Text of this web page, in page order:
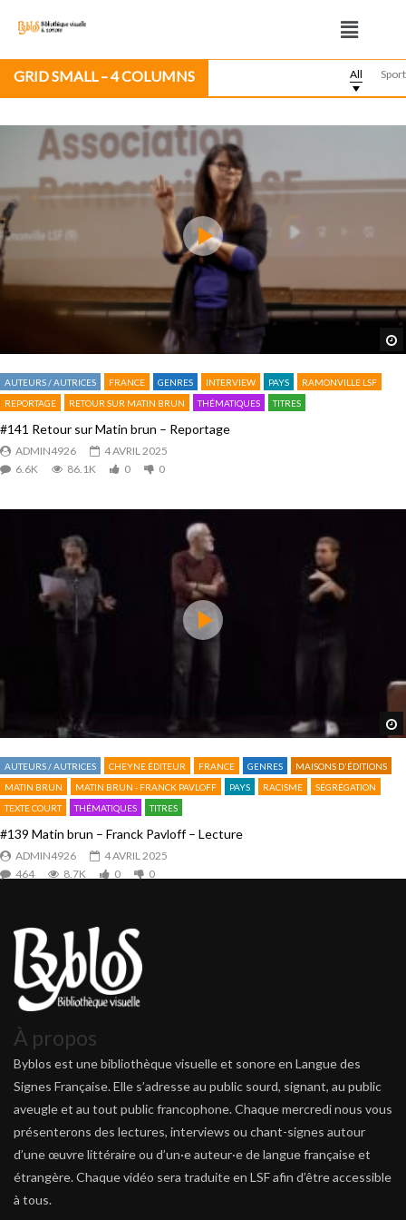
GRID SMALL – 4 COLUMNS All Sport
AUTEURS / AUTRICES FRANCE GENRES INTERVIEW PAYS
RAMONVILLE LSF
REPORTAGE
RETOUR SUR MATIN BRUN THÉMATIQUES TITRES
#141 Retour sur Matin brun – Reportage
ADMIN4926
4 AVRIL 2025
6.6K
86.1K 0 0
AUTEURS / AUTRICES CHEYNE ÉDITEUR FRANCE GENRES
MAISONS D'ÉDITIONS
MATIN BRUN
MATIN BRUN - FRANCK PAVLOFF PAYS RACISME
SÉGRÉGATION
TEXTE COURT
THÉMATIQUES TITRES
#139 Matin brun – Franck Pavloff – Lecture
ADMIN4926
4 AVRIL 2025
464
8.7K 0 0
À propos
Byblos est une bibliothèque visuelle et sonore en Langue des
Signes Française. Elle s’adresse au public sourd, signant, au public
aveugle et au tout public francophone. Chaque mercredi nous vous
présenterons des lectures, interviews ou chant-signes autour
d’une œuvre littéraire ou d’un·e auteur·e de langue française et
étrangère. Chaque vidéo sera traduite en LSF afin d’être accessible
à tous.